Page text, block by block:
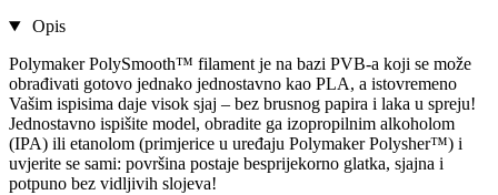
Opis
Polymaker PolySmooth™ filament je na bazi PVB-a koji se može
obrađivati gotovo jednako jednostavno kao PLA, a istovremeno
Vašim ispisima daje visok sjaj – bez brusnog papira i laka u spreju!
Jednostavno ispišite model, obradite ga izopropilnim alkoholom
(IPA) ili etanolom (primjerice u uređaju Polymaker Polysher™) i
uvjerite se sami: površina postaje besprijekorno glatka, sjajna i
potpuno bez vidljivih slojeva!